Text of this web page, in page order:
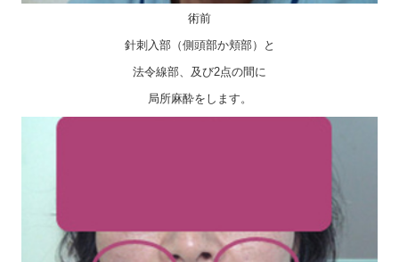
術前
針刺入部（側頭部か頬部）と
法令線部、及び2点の間に
局所麻酔をします。